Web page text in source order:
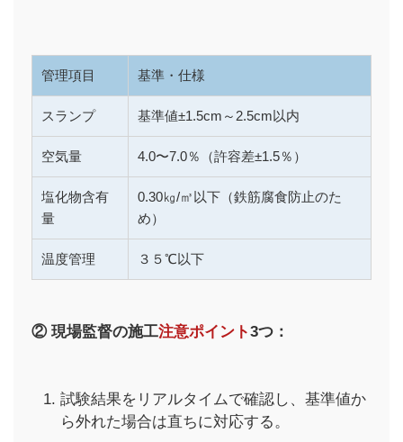
管理項目 基準・仕様
スランプ 基準値±1.5cm～2.5cm以内
空気量 4.0〜7.0％（許容差±1.5％）
塩化物含有
量
0.30㎏/㎥以下（鉄筋腐食防止のた
め）
温度管理 ３５℃以下
② 現場監督の施工注意ポイント3つ：
試験結果をリアルタイムで確認し、基準値か
ら外れた場合は直ちに対応する。